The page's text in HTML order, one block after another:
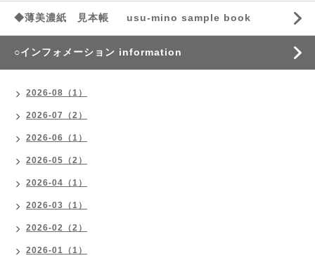
◆薄美濃紙 見本帳 usu-mino sample book
○インフォメーション information
2026-08（1）
2026-07（2）
2026-06（1）
2026-05（2）
2026-04（1）
2026-03（1）
2026-02（2）
2026-01（1）